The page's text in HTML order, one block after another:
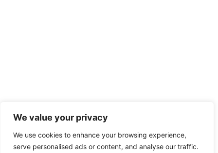
We value your privacy
We use cookies to enhance your browsing experience,
serve personalised ads or content, and analyse our traffic.